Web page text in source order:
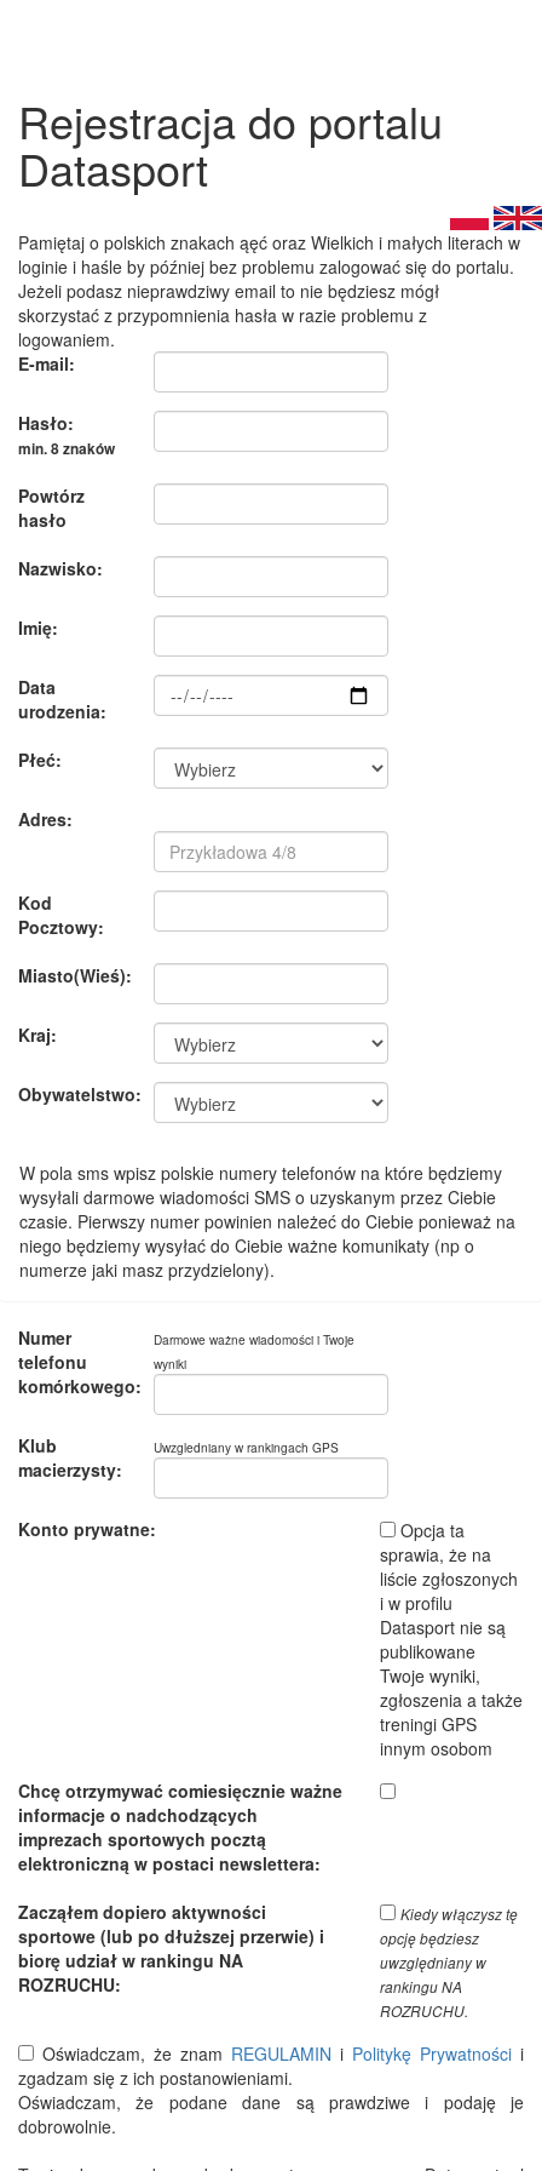
Rejestracja do portalu
Datasport
Pamiętaj o polskich znakach ąęć oraz Wielkich i małych literach w
loginie i haśle by później bez problemu zalogować się do portalu.
Jeżeli podasz nieprawdziwy email to nie będziesz mógł
skorzystać z przypomnienia hasła w razie problemu z
logowaniem.
E-mail:
Hasło:
min. 8 znaków
Powtórz
hasło
Nazwisko:
Imię:
Data
urodzenia:
Płeć:
Adres:
Kod
Pocztowy:
Miasto(Wieś):
Kraj:
Obywatelstwo:
W pola sms wpisz polskie numery telefonów na które będziemy
wysyłali darmowe wiadomości SMS o uzyskanym przez Ciebie
czasie. Pierwszy numer powinien należeć do Ciebie ponieważ na
niego będziemy wysyłać do Ciebie ważne komunikaty (np o
numerze jaki masz przydzielony).
Numer
telefonu
komórkowego:
Darmowe ważne wiadomości i Twoje
wyniki
Klub
macierzysty:
Uwzgledniany w rankingach GPS
Konto prywatne:
Opcja ta
sprawia, że na
liście zgłoszonych
i w profilu
Datasport nie są
publikowane
Twoje wyniki,
zgłoszenia a także
treningi GPS
innym osobom
Chcę otrzymywać comiesięcznie ważne
informacje o nadchodzących
imprezach sportowych pocztą
elektroniczną w postaci newslettera:
Zacząłem dopiero aktywności
sportowe (lub po dłuższej przerwie) i
biorę udział w rankingu NA
ROZRUCHU:
Kiedy włączysz tę
opcję będziesz
uwzględniany w
rankingu NA
ROZRUCHU.
Oświadczam, że znam REGULAMIN i Politykę Prywatności i
zgadzam się z ich postanowieniami.
Oświadczam, że podane dane są prawdziwe i podaję je
dobrowolnie.